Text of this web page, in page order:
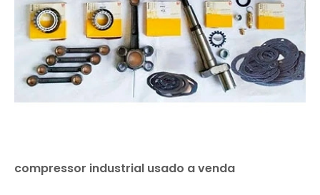
compressor industrial usado a venda